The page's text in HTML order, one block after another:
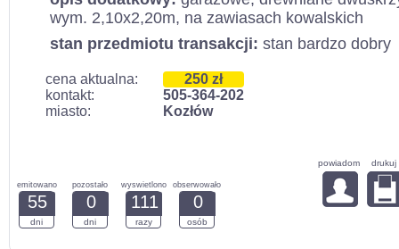
wym. 2,10x2,20m, na zawiasach kowalskich
stan przedmiotu transakcji: stan bardzo dobry
cena aktualna:
250 zł
kontakt:
505-364-202
miasto:
Kozłów
emitowano
55
dni
pozostało
0
dni
wyswietlono
111
razy
obserwowało
0
osób
powiadom drukuj